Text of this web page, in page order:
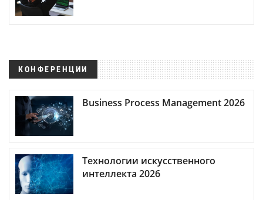
КОНФЕРЕНЦИИ
Business Process Management 2026
Технологии искусственного
интеллекта 2026